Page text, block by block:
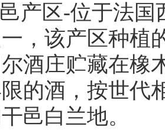
产区-位于法国
一，该产区种植
酒庄贮藏在橡
的酒，按世代
邑白兰地。